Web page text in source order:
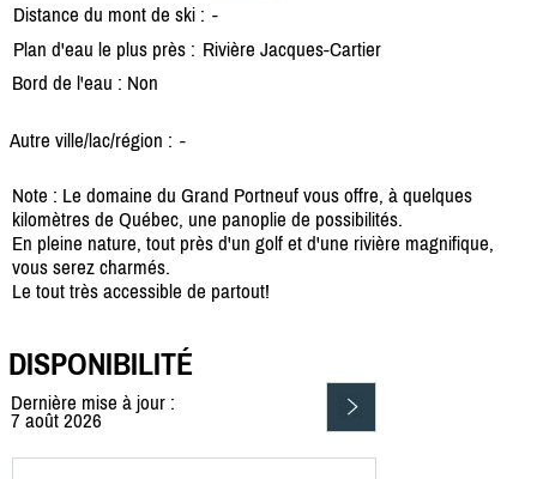
Distance du mont de ski : -
Plan d'eau le plus près : Rivière Jacques-Cartier
Bord de l'eau : Non
Autre ville/lac/région : -
Note : Le domaine du Grand Portneuf vous offre, à quelques
kilomètres de Québec, une panoplie de possibilités.
En pleine nature, tout près d'un golf et d'une rivière magnifique,
vous serez charmés.
Le tout très accessible de partout!
DISPONIBILITÉ
Dernière mise à jour :
7 août 2026